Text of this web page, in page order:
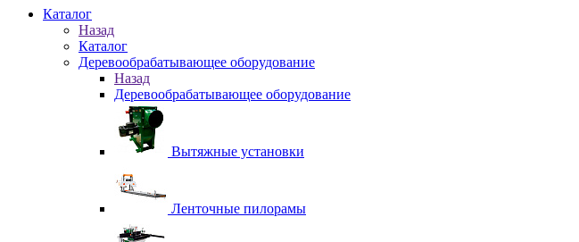
Каталог
Назад
Каталог
Деревообрабатывающее оборудование
Назад
Деревообрабатывающее оборудование
Вытяжные установки
Ленточные пилорамы